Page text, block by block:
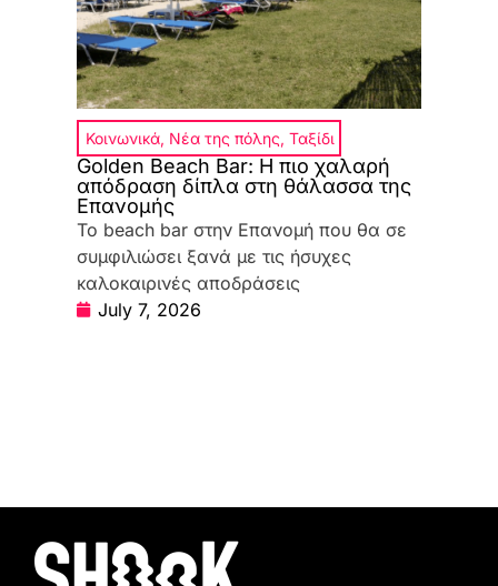
Κοινωνικά, Νέα της πόλης, Ταξίδι
Golden Beach Bar: Η πιο χαλαρή
απόδραση δίπλα στη θάλασσα της
Επανομής
Το beach bar στην Επανομή που θα σε
συμφιλιώσει ξανά με τις ήσυχες
καλοκαιρινές αποδράσεις
July 7, 2026